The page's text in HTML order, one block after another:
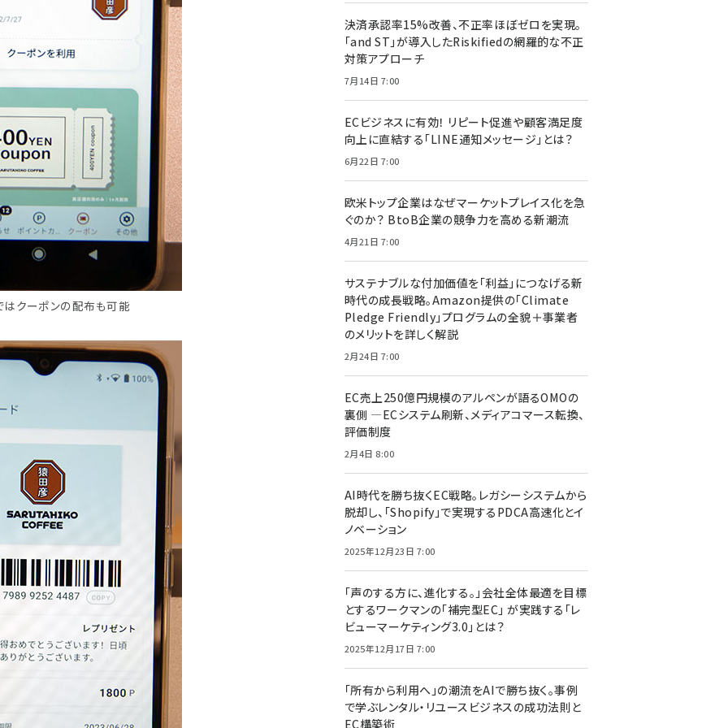
はクーポンの配布も可能
決済承認率15%改善、不正率ほぼゼロを実現。
「and ST」が導入したRiskifiedの網羅的な不正
対策アプローチ
7月14日 7:00
ECビジネスに有効！ リピート促進や顧客満足度
向上に直結する「LINE通知メッセージ」とは？
6月22日 7:00
欧米トップ企業はなぜマーケットプレイス化を急
ぐのか？ BtoB企業の競争力を高める新潮流
4月21日 7:00
サステナブルな付加価値を「利益」につなげる新
時代の成長戦略。Amazon提供の「Climate
Pledge Friendly」プログラムの全貌＋事業者
のメリットを詳しく解説
2月24日 7:00
EC売上250億円規模のアルペンが語るOMOの
裏側 ―ECシステム刷新、メディアコマース転換、
評価制度
2月4日 8:00
AI時代を勝ち抜くEC戦略。レガシーシステムから
脱却し、「Shopify」で実現するPDCA高速化とイ
ノベーション
2025年12月23日 7:00
「声のする方に、進化する。」会社全体最適を目標
とするワークマンの「補完型EC」 が実践する「レ
ビューマーケティング3.0」とは？
2025年12月17日 7:00
「所有から利用へ」の潮流をAIで勝ち抜く。事例
で学ぶレンタル・リユースビジネスの成功法則と
EC構築術